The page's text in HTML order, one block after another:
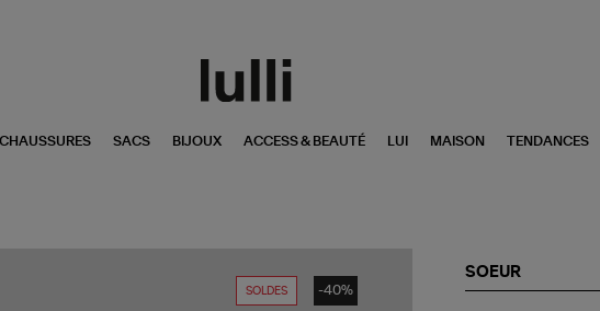
CHAUSSURES SACS BIJOUX ACCESS & BEAUTÉ LUI MAISON TENDANCES
SOLDES -40%
SOEUR